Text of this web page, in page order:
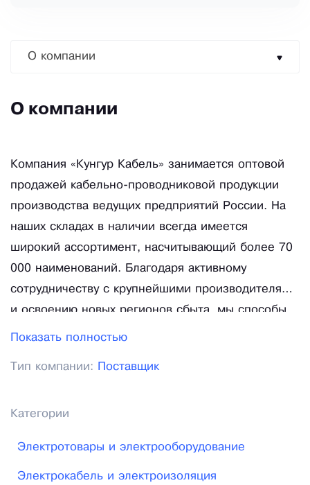
О компании
О компании
Компания «Кунгур Кабель» занимается оптовой
продажей кабельно-проводниковой продукции
производства ведущих предприятий России. На
наших складах в наличии всегда имеется
широкий ассортимент, насчитывающий более 70
000 наименований. Благодаря активному
сотрудничеству с крупнейшими производителями
и освоению новых регионов сбыта, мы способы
обеспечить наших клиентов привлекательными
продукцию из наличия на складах оптовых фирм
качество продукции, а также полное
состоит из крытого помещения и открытых
площадок общей суммарной площадью 1 000 кв.
Показать полностью
Тип компании: Поставщик
Категории
Электротовары и электрооборудование
Электрокабель и электроизоляция